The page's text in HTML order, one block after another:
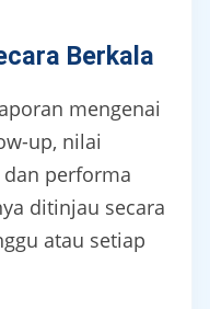
Berkala
mengenai
up, nilai
performa
ditinjau secara
atau setiap